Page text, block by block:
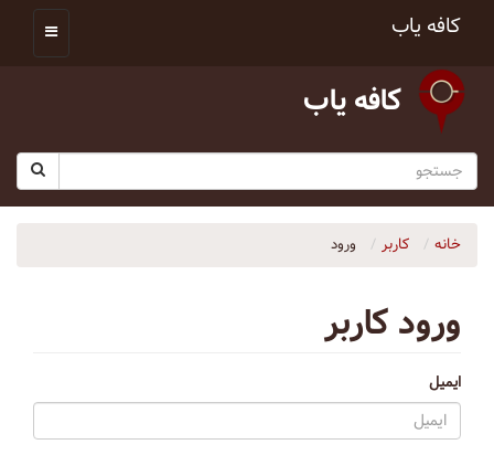
کافه یاب
کافه یاب
خانه کاربر ورود
ورود کاربر
ایمیل